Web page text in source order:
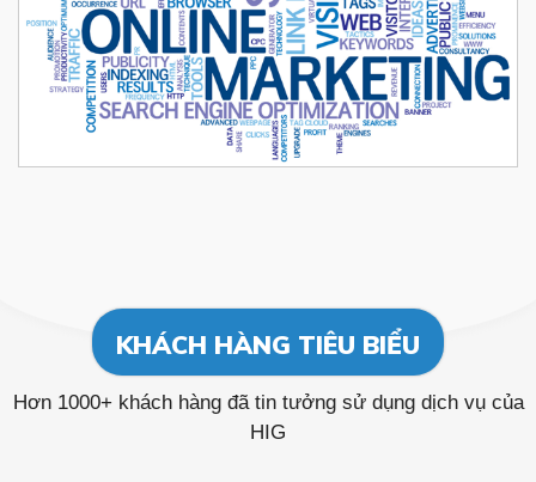
KHÁCH HÀNG TIÊU BIỂU
Hơn 1000+ khách hàng đã tin tưởng sử dụng dịch vụ của
HIG